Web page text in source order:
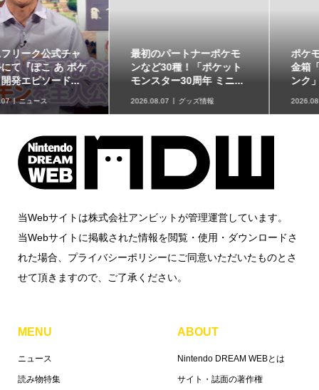
最初のパートナーポケモ
ンなど30種！「ポケット
モンスター30周年 ミニ...
2026.08.07 グッズ情報
ポケモンの姿のソフビ貯
金箱「ポケモンコインバ
ンク」に、ゲンガーな...
2026.08.07
当Webサイトは株式会社アンビットが管理運営しています。
当Webサイトに掲載された情報を閲覧・使用・ダウンロードさ
れた場合、プライバシーポリシーにご同意いただいたものとさ
せて頂きますので、ご了承ください。
MENU
ニュース
読み物特集
ABOUT
Nintendo DREAM WEBとは
サイト・誌面の著作権